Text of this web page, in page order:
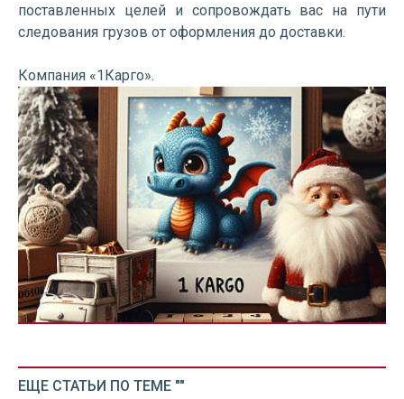
поставленных целей и сопровождать вас на пути
следования грузов от оформления до доставки.
Компания «1Карго».
ЕЩЕ СТАТЬИ ПО ТЕМЕ ""